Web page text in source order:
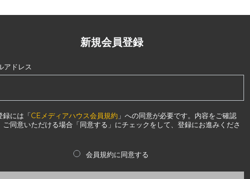
新規会員登録
アドレス
録には「CEメディアハウス会員規約 」への同意が必要です。内容をご確認
ご同意いただける場合「同意する」にチェックをして、登録にお進みくださ
会員規約に同意する